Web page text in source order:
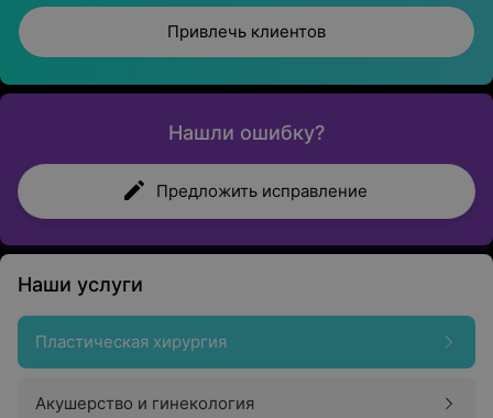
Привлечь клиентов
Нашли ошибку?
Предложить исправление
Наши услуги
Пластическая хирургия
Акушерство и гинекология